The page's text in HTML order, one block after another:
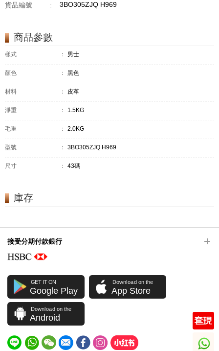
貨品編號 : 3BO305ZJQ H969
商品參數
樣式 ： 男士
顏色 ： 黑色
材料 ： 皮革
淨重 ： 1.5KG
毛重 ： 2.0KG
型號 ： 3BO305ZJQ H969
尺寸 ： 43碼
庫存
接受分期付款銀行
GET IT ON
Google Play
Download on the
App Store
Download on the
Android